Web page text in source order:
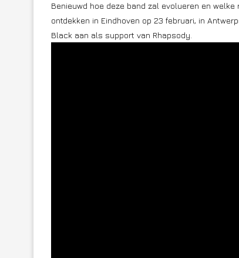
Benieuwd hoe deze band zal evolueren en
ontdekken in Eindhoven op 23 februari, in
Black aan als support van Rhapsody.